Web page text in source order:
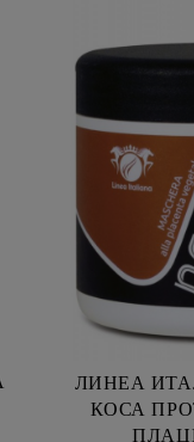
ЛИНЕА
КОСА